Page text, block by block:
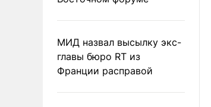
МИД назвал высылку экс-
главы бюро RT из
Франции расправой